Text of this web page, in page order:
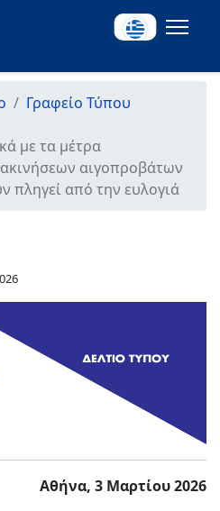
Γραφείο Τύπου
με τα μέτρα
αιγοπροβάτων
πληγεί από την ευλογιά
Αθήνα, 3 Μαρτίου 2026